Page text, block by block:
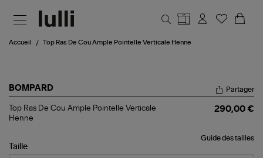
Accueil Top Ras De Cou Ample Pointelle Verticale Henne
BOMPARD
Top
Ras
Ample
Pointelle
Partager
Top Ras De Cou Ample Pointelle Verticale
Henne
290,00 €
Guide des tailles
Taille